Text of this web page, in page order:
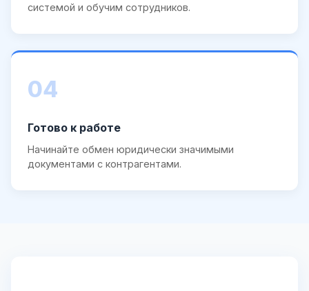
системой и обучим сотрудников.
04
Готово к работе
Начинайте обмен юридически значимыми
документами с контрагентами.